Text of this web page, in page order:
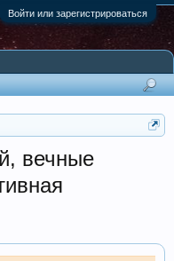
Войти или зарегистрироваться
вечные